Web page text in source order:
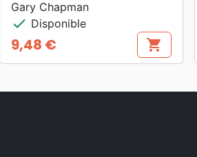
Gary Chapman
check Disponible
Prix
9,48 € shopping_cart